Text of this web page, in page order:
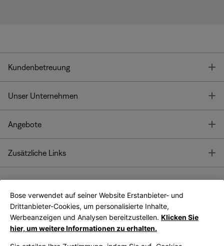
Kundenbetreuung
Unser Unternehmen
Angebote
Zusätzliche Links
Bose App
Bose Connect
App
Bose verwendet auf seiner Website Erstanbieter- und
Drittanbieter-Cookies, um personalisierte Inhalte,
Werbeanzeigen und Analysen bereitzustellen. Klicken Sie
hier, um weitere Informationen zu erhalten.